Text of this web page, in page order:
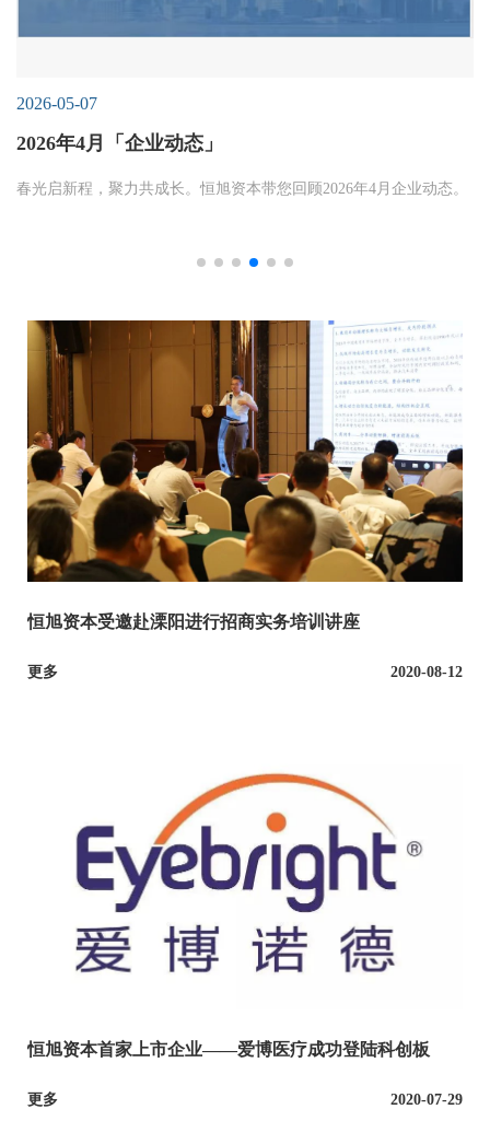
2026-05-07
2026年4月「企业动态」
春光启新程，聚力共成长。恒旭资本带您回顾2026年4月企业动态。
恒旭资本受邀赴溧阳进行招商实务培训讲座
更多 2020-08-12
恒旭资本首家上市企业——爱博医疗成功登陆科创板
更多 2020-07-29